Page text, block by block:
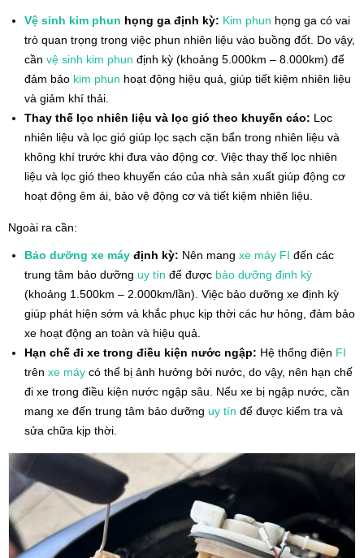
Vệ sinh kim phun họng ga định kỳ: Kim phun họng ga có vai
trò quan trọng trong việc phun nhiên liệu vào buồng đốt. Do vậy,
cần vệ sinh kim phun định kỳ (khoảng 5.000km – 8.000km) để
đảm bảo kim phun hoạt động hiệu quả, giúp tiết kiệm nhiên liệu
và giảm khí thải.
Thay thế lọc nhiên liệu và lọc gió theo khuyến cáo: Lọc
nhiên liệu và lọc gió giúp lọc sạch cặn bẩn trong nhiên liệu và
không khí trước khi đưa vào động cơ. Việc thay thế lọc nhiên
liệu và lọc gió theo khuyến cáo của nhà sản xuất giúp động cơ
hoạt động êm ái, bảo vệ động cơ và tiết kiệm nhiên liệu.
Ngoài ra cần:
Bảo dưỡng xe máy định kỳ: Nên mang xe máy FI đến các
trung tâm bảo dưỡng uy tín để được bảo dưỡng định kỳ
(khoảng 1.500km – 2.000km/lần). Việc bảo dưỡng xe định kỳ
giúp phát hiện sớm và khắc phục kịp thời các hư hỏng, đảm bảo
xe hoạt động an toàn và hiệu quả.
Hạn chế đi xe trong điều kiện nước ngập: Hệ thống điện FI
trên xe máy có thể bị ảnh hưởng bởi nước, do vậy, nên hạn chế
đi xe trong điều kiện nước ngập sâu. Nếu xe bị ngập nước, cần
mang xe đến trung tâm bảo dưỡng uy tín để được kiểm tra và
sửa chữa kịp thời.